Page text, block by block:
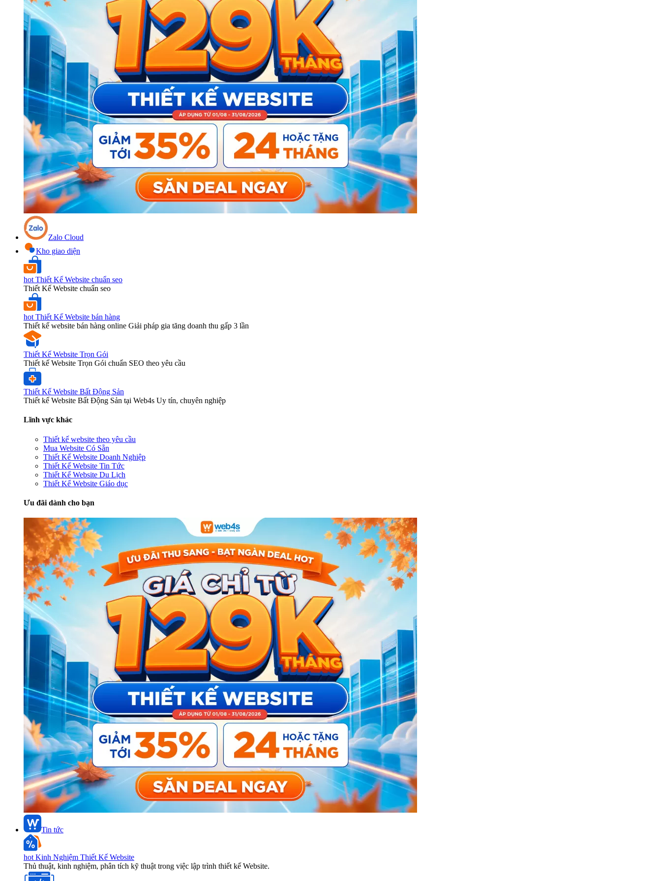
Zalo Cloud
Kho giao diện
hot Thiết Kế Website chuẩn seo
Thiết Kế Website chuẩn seo
hot Thiết Kế Website bán hàng
Thiết kế website bán hàng online Giải pháp gia tăng doanh thu gấp 3 lần
Thiết Kế Website Trọn Gói
Thiết kế Website Trọn Gói chuẩn SEO theo yêu cầu
Thiết Kế Website Bất Động Sản
Thiết kế Website Bất Động Sản tại Web4s Uy tín, chuyên nghiệp
Lĩnh vực khác
Thiết kế website theo yêu cầu
Mua Website Có Sẵn
Thiết Kế Website Doanh Nghiệp
Thiết Kế Website Tin Tức
Thiết Kế Website Du Lịch
Thiết Kế Website Giáo dục
Ưu đãi dành cho bạn
Tin tức
hot Kinh Nghiệm Thiết Kế Website
Thủ thuật, kinh nghiệm, phân tích kỹ thuật trong việc lập trình thiết kế Website.